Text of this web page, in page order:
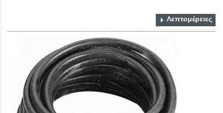
Λεπτομέρειες